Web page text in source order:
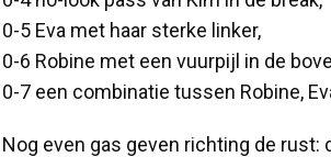
0-5 Eva met haar sterke linker,
0-6 Robine met een vuurpijl in de
0-7 een combinatie tussen Robine,
Nog even gas geven richting de rust: